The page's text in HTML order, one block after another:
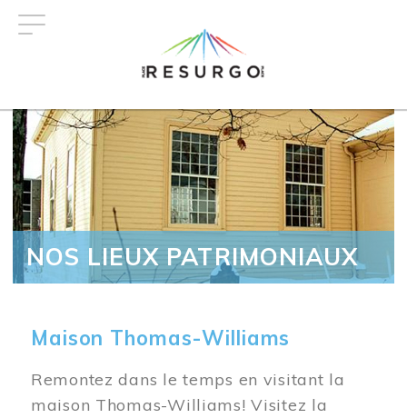
NOS LIEUX PATRIMONIAUX
Maison Thomas-Williams
Remontez dans le temps en visitant la
maison Thomas-Williams! Visitez la